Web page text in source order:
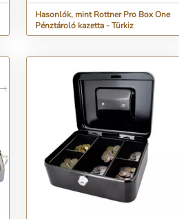
Hasonlók, mint Rottner Pro Box One
Pénztároló kazetta - Türkiz